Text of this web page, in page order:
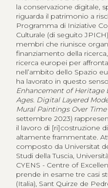
la conservazione digitale,
riguarda il patrimonio a
Programma di Iniziative
Culturale (di seguito
membri che riunisce
finanziamento della
ricerca europei per
nell’ambito dello Spazio
ha lavorato in questo
Enhancement of Heritage
Ages. Digital Layered
Mural Paintings Over Time
settembre 2023)
il lavoro di [ri]costruzione
altamente frammentate.
composto da Universitat
Studi della Tuscia,
CYENS - Centre of
prende in esame tre casi
(Italia), Sant Quirze de